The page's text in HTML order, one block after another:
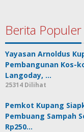
Berita Populer
Yayasan Arnoldus
Pembangunan Kos-
Langoday, …
25314 Dilihat
Pemkot Kupang
Pembuang Sampah
Rp250…